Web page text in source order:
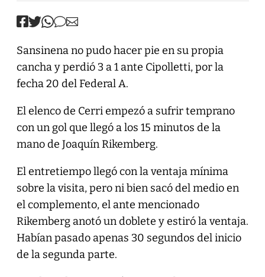
Sansinena no pudo hacer pie en su propia
cancha y perdió 3 a 1 ante Cipolletti, por la
fecha 20 del Federal A.
El elenco de Cerri empezó a sufrir temprano
con un gol que llegó a los 15 minutos de la
mano de Joaquín Rikemberg.
El entretiempo llegó con la ventaja mínima
sobre la visita, pero ni bien sacó del medio en
el complemento, el ante mencionado
Rikemberg anotó un doblete y estiró la ventaja.
Habían pasado apenas 30 segundos del inicio
de la segunda parte.